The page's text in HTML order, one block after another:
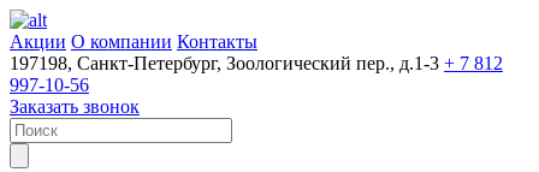
Акции О компании Контакты
197198, Санкт-Петербург, Зоологический пер., д.1-3 + 7 812
997-10-56
Заказать звонок